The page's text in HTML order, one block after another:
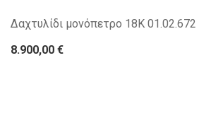
Δαχτυλίδι μονόπετρο 18Κ 01.02.672
8.900,00 €